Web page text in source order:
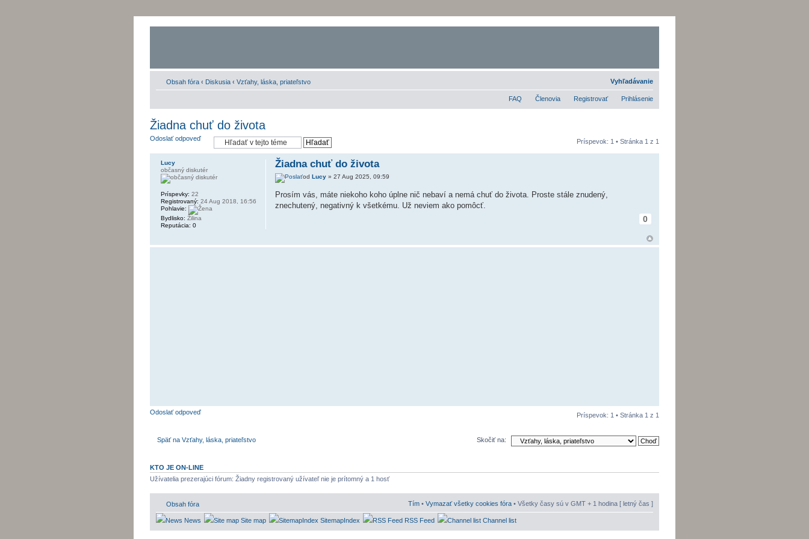
Obsah fóra ‹ Diskusia ‹ Vzťahy, láska, priateľstvo Vyhľadávanie
FAQ Členovia Registrovať Prihlásenie
Žiadna chuť do života
Odoslať odpoveď Príspevok: 1 • Stránka 1 z 1
Žiadna chuť do života
odLucy » 27 Aug 2025, 09:59
Prosím vás, máte niekoho koho úplne nič nebaví a nemá chuť do života. Proste stále znudený,
znechutený, negativný k všetkému. Už neviem ako pomôcť.
0
Lucy
občasný diskutér
Príspevky: 22
Registrovaný: 24 Aug 2018, 16:56
Pohlavie:
Bydlisko: Žilina
Reputácia: 0
Odoslať odpoveď Príspevok: 1 • Stránka 1 z 1
Späť na Vzťahy, láska, priateľstvo Skočiť na:
KTO JE ON-LINE
Užívatelia prezerajúci fórum: Žiadny registrovaný užívateľ nie je prítomný a 1 hosť
Obsah fóra Tím • Vymazať všetky cookies fóra • Všetky časy sú v GMT + 1 hodina [ letný čas ]
News Site map SitemapIndex RSS Feed Channel list